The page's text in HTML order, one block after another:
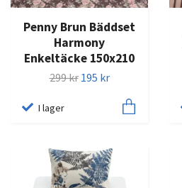
Penny Brun Bäddset
Harmony
Enkeltäcke 150x210
299 kr 195 kr
I lager